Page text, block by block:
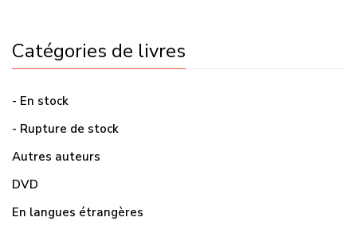
Catégories de livres
- En stock
- Rupture de stock
Autres auteurs
DVD
En langues étrangères